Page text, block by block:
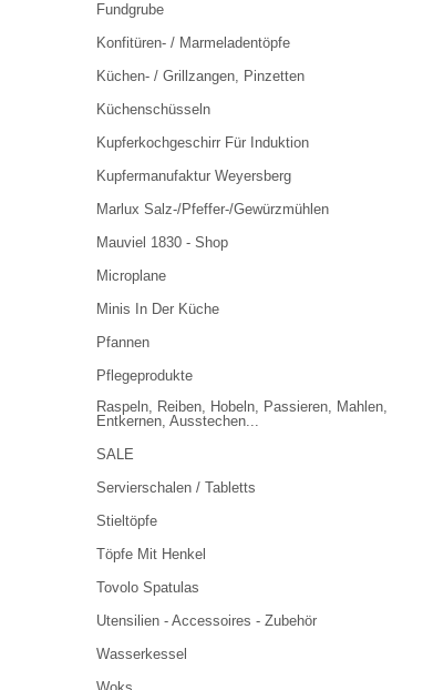
Fundgrube
Konfitüren- / Marmeladentöpfe
Küchen- / Grillzangen, Pinzetten
Küchenschüsseln
Kupferkochgeschirr Für Induktion
Kupfermanufaktur Weyersberg
Marlux Salz-/Pfeffer-/Gewürzmühlen
Mauviel 1830 - Shop
Microplane
Minis In Der Küche
Pfannen
Pflegeprodukte
Raspeln, Reiben, Hobeln, Passieren, Mahlen,
Entkernen, Ausstechen...
SALE
Servierschalen / Tabletts
Stieltöpfe
Töpfe Mit Henkel
Tovolo Spatulas
Utensilien - Accessoires - Zubehör
Wasserkessel